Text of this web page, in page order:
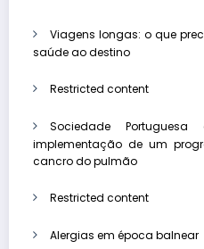
Viagens longas: o que
saúde ao destino
Restricted content
Sociedade
implementação de um
cancro do pulmão
Restricted content
Alergias em época balnear